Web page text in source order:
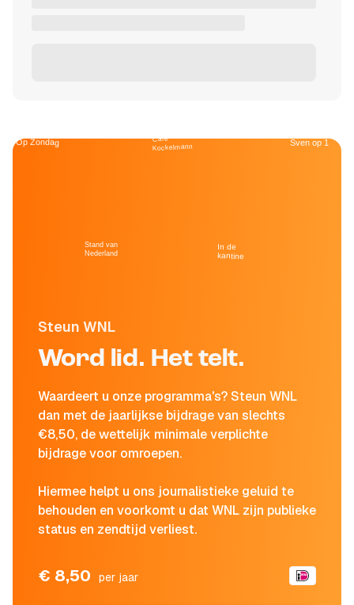
Steun WNL
Word lid. Het telt.
Waardeert u onze programma's? Steun WNL
dan met de jaarlijkse bijdrage van slechts
€8,50, de wettelijk minimale verplichte
bijdrage voor omroepen.
Hiermee helpt u ons journalistieke geluid te
behouden en voorkomt u dat WNL zijn publieke
status en zendtijd verliest.
€ 8,50 per jaar
Op Zondag
Stand van
Nederland
Café
Kockelmann
In de
kantine
Sven op 1